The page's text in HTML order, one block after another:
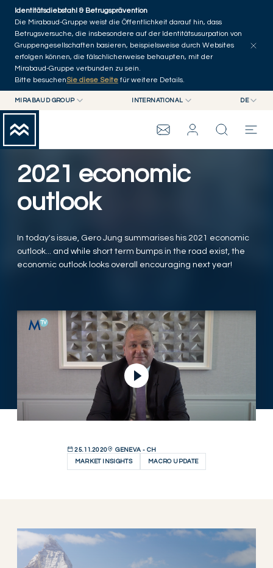
Skip to main content
Identitätsdiebstahl & Betrugsprävention
Die Mirabaud-Gruppe weist die Öffentlichkeit darauf hin, dass
Betrugsversuche, die insbesondere auf der Identitätsusurpation von
Gruppengesellschaften basieren, beispielsweise durch Websites
erfolgen können, die fälschlicherweise behaupten, mit der
Mirabaud-Gruppe verbunden zu sein.
Bitte besuchenSie diese Seite für weitere Details.
MIRABAUD GROUP
MIRABAUD ASSET MANAGEMENT
MIRABAUD INVESTMENTS
INTERNATIONAL
SCHWEIZ
DE
FR
DE
MIRABAUD-GRUPPE
THE VIEW
CONTEMPORARY ART
Startseite
2021 economic
outlook
In today's issue, Gero Jung summarises his 2021 economic
outlook... and while short term bumps in the road exist, the
economic outlook looks overall encouraging next year!
Video abspielen
25.11.2020
GENEVA - CH
MARKET INSIGHTS
MACRO UPDATE